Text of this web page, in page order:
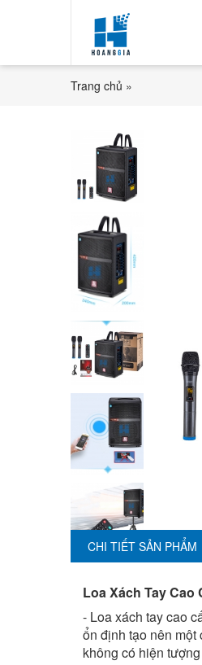
Trang chủ »
CHI TIẾT SẢN PHẨM
Loa Xách Tay Cao
- Loa xách tay cao
ổn định tạo nên
không có hiện